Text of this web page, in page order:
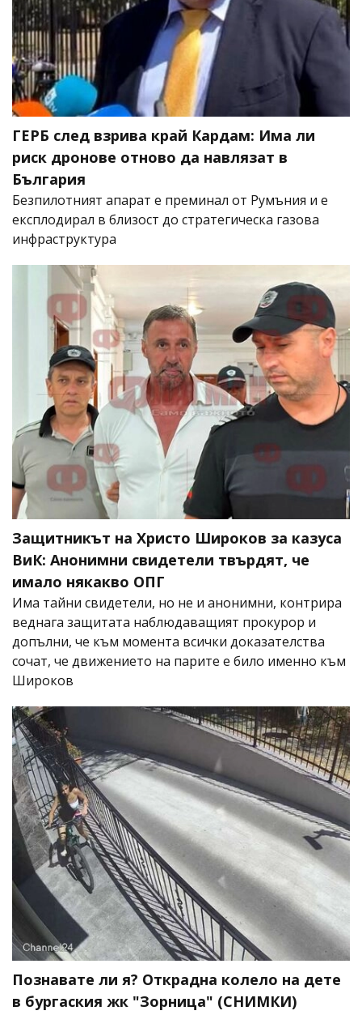
ГЕРБ след взрива край Кардам: Има ли
риск дронове отново да навлязат в
България
Безпилотният апарат е преминал от Румъния и е
експлодирал в близост до стратегическа газова
инфраструктура
Защитникът на Христо Широков за казуса
ВиК: Анонимни свидетели твърдят, че
имало някакво ОПГ
Има тайни свидетели, но не и анонимни, контрира
веднага защитата наблюдаващият прокурор и
допълни, че към момента всички доказателства
сочат, че движението на парите е било именно към
Широков
Познавате ли я? Открадна колело на дете
в бургаския жк "Зорница" (СНИМКИ)